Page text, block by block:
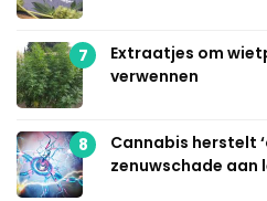
7
Extraatjes om
verwennen
8
Cannabis herstelt
zenuwschade aan